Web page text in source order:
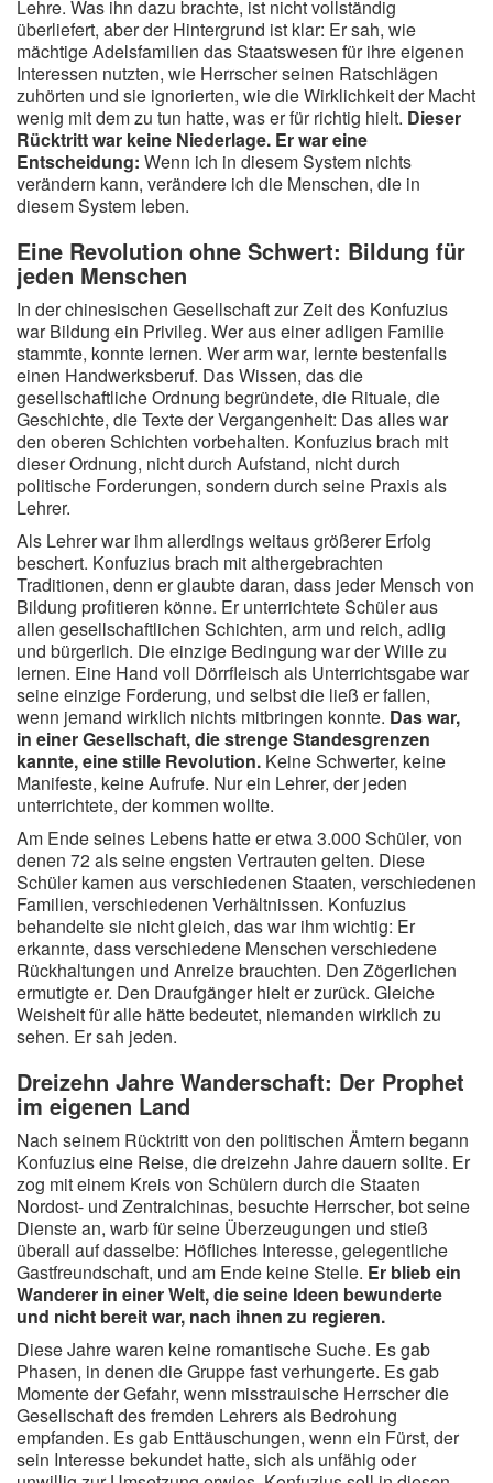
Lehre. Was ihn dazu brachte, ist nicht vollständig
überliefert, aber der Hintergrund ist klar: Er sah, wie
mächtige Adelsfamilien das Staatswesen für ihre eigenen
Interessen nutzten, wie Herrscher seinen Ratschlägen
zuhörten und sie ignorierten, wie die Wirklichkeit der Macht
wenig mit dem zu tun hatte, was er für richtig hielt. Dieser
Rücktritt war keine Niederlage. Er war eine
Entscheidung: Wenn ich in diesem System nichts
verändern kann, verändere ich die Menschen, die in
diesem System leben.
Eine Revolution ohne Schwert: Bildung für
jeden Menschen
In der chinesischen Gesellschaft zur Zeit des Konfuzius
war Bildung ein Privileg. Wer aus einer adligen Familie
stammte, konnte lernen. Wer arm war, lernte bestenfalls
einen Handwerksberuf. Das Wissen, das die
gesellschaftliche Ordnung begründete, die Rituale, die
Geschichte, die Texte der Vergangenheit: Das alles war
den oberen Schichten vorbehalten. Konfuzius brach mit
dieser Ordnung, nicht durch Aufstand, nicht durch
politische Forderungen, sondern durch seine Praxis als
Lehrer.
Als Lehrer war ihm allerdings weitaus größerer Erfolg
beschert. Konfuzius brach mit althergebrachten
Traditionen, denn er glaubte daran, dass jeder Mensch von
Bildung profitieren könne. Er unterrichtete Schüler aus
allen gesellschaftlichen Schichten, arm und reich, adlig
und bürgerlich. Die einzige Bedingung war der Wille zu
lernen. Eine Hand voll Dörrfleisch als Unterrichtsgabe war
seine einzige Forderung, und selbst die ließ er fallen,
wenn jemand wirklich nichts mitbringen konnte. Das war,
in einer Gesellschaft, die strenge Standesgrenzen
kannte, eine stille Revolution. Keine Schwerter, keine
Manifeste, keine Aufrufe. Nur ein Lehrer, der jeden
unterrichtete, der kommen wollte.
Am Ende seines Lebens hatte er etwa 3.000 Schüler, von
denen 72 als seine engsten Vertrauten gelten. Diese
Schüler kamen aus verschiedenen Staaten, verschiedenen
Familien, verschiedenen Verhältnissen. Konfuzius
behandelte sie nicht gleich, das war ihm wichtig: Er
erkannte, dass verschiedene Menschen verschiedene
Rückhaltungen und Anreize brauchten. Den Zögerlichen
ermutigte er. Den Draufgänger hielt er zurück. Gleiche
Weisheit für alle hätte bedeutet, niemanden wirklich zu
sehen. Er sah jeden.
Dreizehn Jahre Wanderschaft: Der Prophet
im eigenen Land
Nach seinem Rücktritt von den politischen Ämtern begann
Konfuzius eine Reise, die dreizehn Jahre dauern sollte. Er
zog mit einem Kreis von Schülern durch die Staaten
Nordost- und Zentralchinas, besuchte Herrscher, bot seine
Dienste an, warb für seine Überzeugungen und stieß
überall auf dasselbe: Höfliches Interesse, gelegentliche
Gastfreundschaft, und am Ende keine Stelle. Er blieb ein
Wanderer in einer Welt, die seine Ideen bewunderte
und nicht bereit war, nach ihnen zu regieren.
Diese Jahre waren keine romantische Suche. Es gab
Phasen, in denen die Gruppe fast verhungerte. Es gab
Momente der Gefahr, wenn misstrauische Herrscher die
Gesellschaft des fremden Lehrers als Bedrohung
empfanden. Es gab Enttäuschungen, wenn ein Fürst, der
sein Interesse bekundet hatte, sich als unfähig oder